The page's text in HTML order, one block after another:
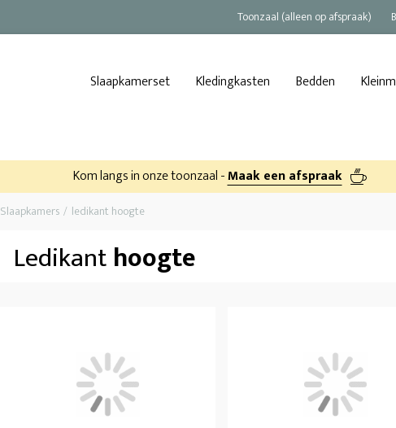
Toonzaal (alleen op afspraak)
Slaapkamerset Kledingkasten Bedden
Kom langs in onze toonzaal -Maak een afspraak
Slaapkamers ledikant hoogte
Ledikanthoogte